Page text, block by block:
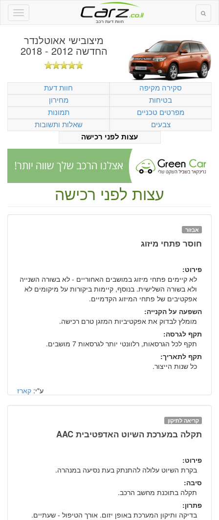
חוות דעת רכב
מיצובישי אאוטלנדר
החדשה 2012 - 2018
סקירה מקיפה
חוות דעת
בטיחות
מחירון
מפרטים טכניים
תמונות
צבעים
שאלות ותשובות
עצות לפני רכישה
עצות לפני רכישה
אבזור
חוסר פתחי מיזוג
פירוט:
לא קיימים פתחי מיזוג במושבים האחוריים - לא בשורה השנייה
ולא בשורה השלישית. בנוסף, קיימות ביקורות על מיקומים לא
אפקטיבים של פתחי המיזוג הקדמיים.
השפעה על הקנייה:
מומלץ לבדוק את אפקטיביות המזגן טרם רכישה.
תקף לגרסה:
תקף לכל הגרסאות, רלוונטי יותר לגרסאות 7 מושבים.
תקף לתאריך:
כל שנות הייצור.
ע"י: קארז
קריאה לתיקון
תקלה במערכת השיוט האדפטיבית AAC
פירוט:
בקרת השיוט עלולה להתנתק בעת נסיעה במנהרה.
סיבה:
תקלה בתוכנת מחשב הרכב.
פתרון:
בדיקה ותיקון המערכת באופן יזום. אורך הטיפול - שעתיים.